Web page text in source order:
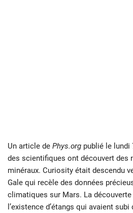
Un article de Phys.org publié le lundi
des scientifiques ont découvert des
minéraux. Curiosity était descendu
Gale qui recèle des données
climatiques sur Mars. La
l’existence d’étangs qui avaient